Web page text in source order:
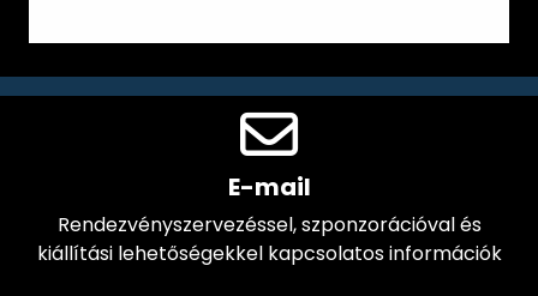
E-mail
Rendezvényszervezéssel, szponzorációval és
kiállítási lehetőségekkel kapcsolatos információk